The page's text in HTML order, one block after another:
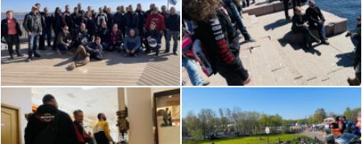
Мы приедем в город по красивому маршруту,
наполнив день поездкой.
В эту СУББОТУ, 21 мая мы едем в город
КРОНШТАДТ с посещением праздника,
посвященного ДНЮ ГОРОДА и бесплатной